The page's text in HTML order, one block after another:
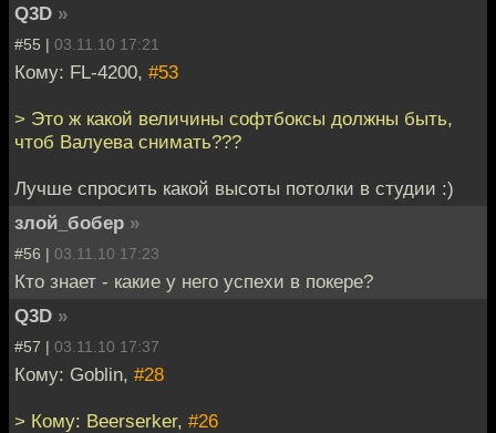
Q3D »
#55 | 03.11.10 17:21
Кому: FL-4200, #53
> Это ж какой величины софтбоксы должны быть,
чтоб Валуева снимать???
Лучше спросить какой высоты потолки в студии :)
злой_бобер »
#56 | 03.11.10 17:23
Кто знает - какие у него успехи в покере?
Q3D »
#57 | 03.11.10 17:37
Кому: Goblin, #28
> Кому: Beerserker, #26